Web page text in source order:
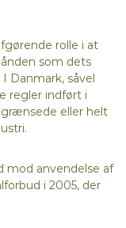
rolle i at
som dets
Danmark, såvel
regler indført i
eller helt
mod anvendelse af
i 2005, der